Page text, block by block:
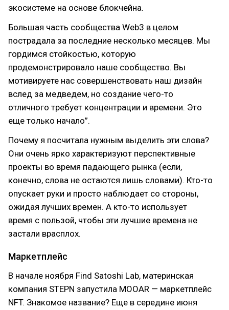
экосистеме на основе блокчейна.
Большая часть сообщества Web3 в целом
пострадала за последние несколько месяцев. Мы
гордимся стойкостью, которую
продемонстрировало наше сообщество. Вы
мотивируете нас совершенствовать наш дизайн
вслед за медведем, но создание чего-то
отличного требует концентрации и времени. Это
еще только начало”.
Почему я посчитала нужным выделить эти слова?
Они очень ярко характеризуют перспективные
проекты во время падающего рынка (если,
конечно, слова не остаются лишь словами). Кто-то
опускает руки и просто наблюдает со стороны,
ожидая лучших времен. А кто-то использует
время с пользой, чтобы эти лучшие времена не
застали врасплох.
Маркетплейс
В начале ноября Find Satoshi Lab, материнская
компания STEPN запустила MOOAR — маркетплейс
NFT. Знакомое название? Еще в середине июня